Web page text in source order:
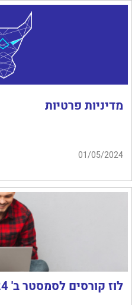
מדיניות פרטיות
01/05/2024
לוז קורסים לסמסטר ב' 2024